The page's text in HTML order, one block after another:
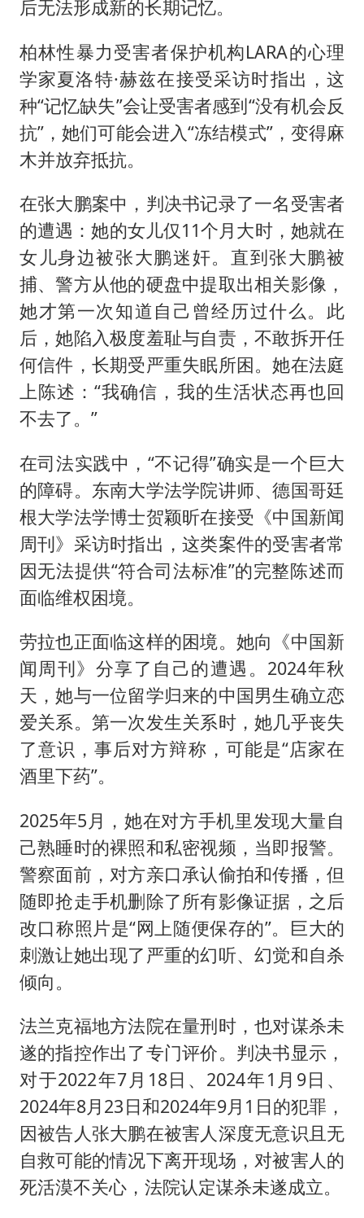
后无法形成新的长期记忆。
柏林性暴力受害者保护机构LARA的心理
学家夏洛特·赫兹在接受采访时指出，这
种“记忆缺失”会让受害者感到“没有机会反
抗”，她们可能会进入“冻结模式”，变得麻
木并放弃抵抗。
在张大鹏案中，判决书记录了一名受害者
的遭遇：她的女儿仅11个月大时，她就在
女儿身边被张大鹏迷奸。直到张大鹏被
捕、警方从他的硬盘中提取出相关影像，
她才第一次知道自己曾经历过什么。此
后，她陷入极度羞耻与自责，不敢拆开任
何信件，长期受严重失眠所困。她在法庭
上陈述：“我确信，我的生活状态再也回
不去了。”
在司法实践中，“不记得”确实是一个巨大
的障碍。东南大学法学院讲师、德国哥廷
根大学法学博士贺颖昕在接受《中国新闻
周刊》采访时指出，这类案件的受害者常
因无法提供“符合司法标准”的完整陈述而
面临维权困境。
劳拉也正面临这样的困境。她向《中国新
闻周刊》分享了自己的遭遇。2024年秋
天，她与一位留学归来的中国男生确立恋
爱关系。第一次发生关系时，她几乎丧失
了意识，事后对方辩称，可能是“店家在
酒里下药”。
2025年5月，她在对方手机里发现大量自
己熟睡时的裸照和私密视频，当即报警。
警察面前，对方亲口承认偷拍和传播，但
随即抢走手机删除了所有影像证据，之后
改口称照片是“网上随便保存的”。巨大的
刺激让她出现了严重的幻听、幻觉和自杀
倾向。
法兰克福地方法院在量刑时，也对谋杀未
遂的指控作出了专门评价。判决书显示，
对于2022年7月18日、2024年1月9日、
2024年8月23日和2024年9月1日的犯罪，
因被告人张大鹏在被害人深度无意识且无
自救可能的情况下离开现场，对被害人的
死活漠不关心，法院认定谋杀未遂成立。